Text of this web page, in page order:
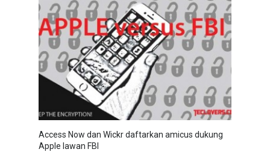
Access Now dan Wickr daftarkan amicus dukung
Apple lawan FBI